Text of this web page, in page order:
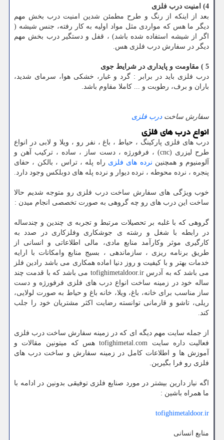
4) امنیت درب فلزی
بعد از اینکه از رنگ و طرح مطمئن شدین امنیت درب بخش مهم
دیگر ما هس که مواردی مثل مواد اولیه به کار رفته، جنس شیشه (
اگر از شیشه استفاده شده باشد) ، قفل و دستگیر درب بخش مهم
دیگر در سفارش درب فلزی هس.
5 ) مقاومت و پایداری در شرایط جوی
درب فلزی باید در برابر : گرد و غبار، خشکی هوا، سرمای شدید،
باران و برف، رطوبت و ... کاملا مقاوم باشد.
سفارش ساخت درب فلزی
انواع درب های فلزی
درب های فلزی پارکینگ ، حیاط ، باغ ، نفر رو ، ویلا و لابی در انواع
طرح لیزری (cnc) ، فرفورژه ، دست ساز ، ساده ، ترکیب آهن و
آلومنیوم و همچنین نرده های فلزی راه پله ، تراس ، بالکن ، حفای
پنجره ، نرده محوطه ، نرده دیوار و نرده پله های دوبلکس وجود دارد.
خوب ویژگی های سفارش ساخت درب فلزی رو متوجه شدیم حالا
ساخت این درب های رو چه گروهی به صورت تخصصی انجام میدن :
گروهی که با غلبه بر تحصیلات مرتبط و تجربه ی چندین و چندساله
در رابطه با شغل و رشته ی جوشکاری وفلزکاری در صدد به
کارگیری موثر وکارآمد منابع مادی، مالی اطلاعاتی و انسانی از
طریق برنامه ریزی ، سازماندهی ، بسیج منابع وامکانات با ارایه
خدمات بهتر و با کیفیت و روز دنیا اماده همکاری می باشد رادین فلز
می باشد که به آدرس tofighimetaldoor.ir می باشد که با قدمت چند
ساله خود در زمینه ساخت انواع درب های فلزی فرفورژه و دست
ساز مناسب برای خانه، باغ، ویلا، خانه باغ و حیاط به صورت لولایی،
ریلی، تاشو و قارمانی توانسته رضایت اکثر مشتریان خود را جلب
کند.
از جمله سایت مهم دیگه ای که در زمینه سفارش ساخت درب فلزی
فعالیت داره سایت tofighimetal.com هس که میتونین مقالات و
آموزش ها و اطلاعات کامل در زمینه سفارش و ساخت درب های
فلزی رو فرا بگیرین.
اگه نیاز دارین بیشتر در مورد صنایع فلزی توفیقی بدونین در ادامه با
ما همراه باشین :
tofighimetaldoor.ir
منابع انسانی